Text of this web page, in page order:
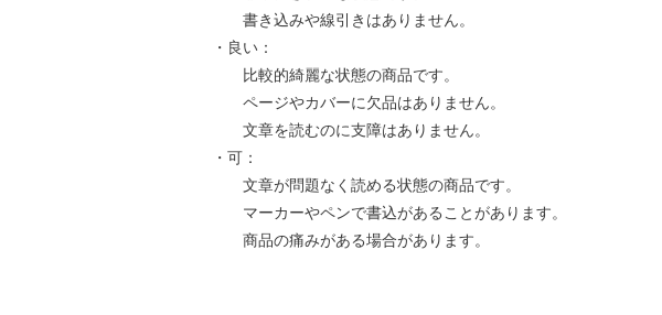
書き込みや線引きはありません。
・良い：
比較的綺麗な状態の商品です。
ページやカバーに欠品はありません。
文章を読むのに支障はありません。
・可：
文章が問題なく読める状態の商品です。
マーカーやペンで書込があることがあります。
商品の痛みがある場合があります。